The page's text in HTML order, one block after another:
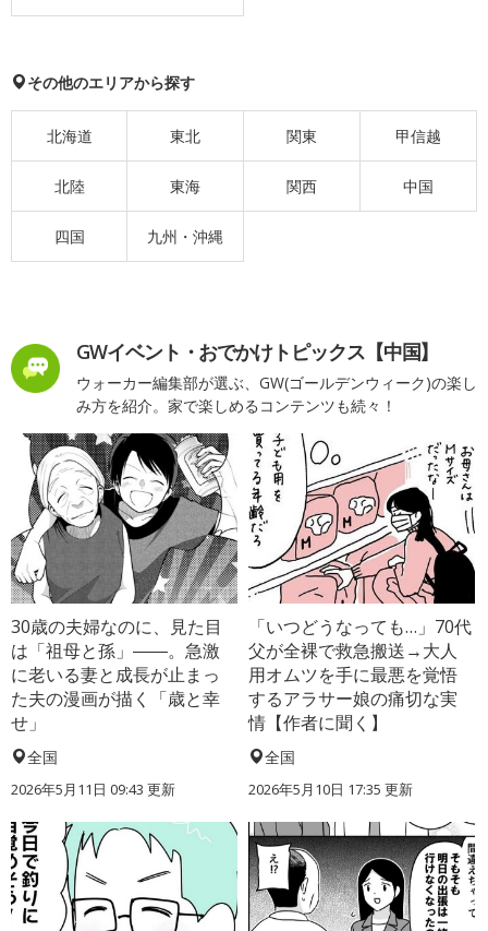
その他のエリアから探す
北海道 東北 関東 甲信越
北陸 東海 関西 中国
四国 九州・沖縄
GWイベント・おでかけトピックス【中国】
ウォーカー編集部が選ぶ、GW(ゴールデンウィーク)の楽し
み方を紹介。家で楽しめるコンテンツも続々！
30歳の夫婦なのに、見た目
は「祖母と孫」――。急激
に老いる妻と成長が止まっ
た夫の漫画が描く「歳と幸
せ」
全国
2026年5月11日 09:43 更新
「いつどうなっても…」70代
父が全裸で救急搬送→大人
用オムツを手に最悪を覚悟
するアラサー娘の痛切な実
情【作者に聞く】
全国
2026年5月10日 17:35 更新